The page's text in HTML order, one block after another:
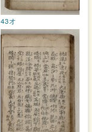
43オ